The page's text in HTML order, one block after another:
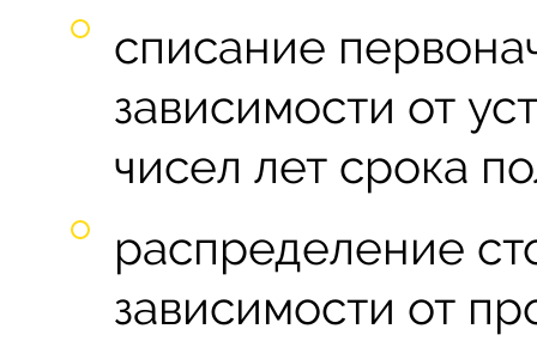
списание
зависимости от
чисел лет срока
распределение
зависимости от